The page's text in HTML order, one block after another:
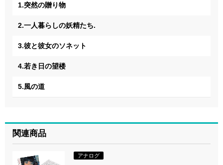
1.突然の贈り物
2.一人暮らしの妖精たち.
3.彼と彼女のソネット
4.若き日の望楼
5.風の道
関連商品
アナログ